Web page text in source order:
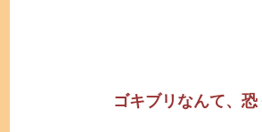
ゴキブリなんて、